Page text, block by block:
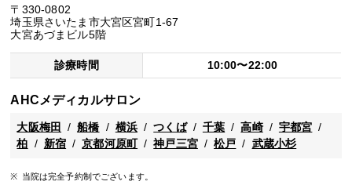
〒330-0802
埼玉県さいたま市大宮区宮町1-67
大宮あづまビル5階
診療時間 10:00〜22:00
AHCメディカルサロン
大阪梅田 船橋 横浜 つくば 千葉 高崎
宇都宮
柏
新宿 京都河原町 神戸三宮 松戸 武蔵小杉
当院は完全予約制でございます。